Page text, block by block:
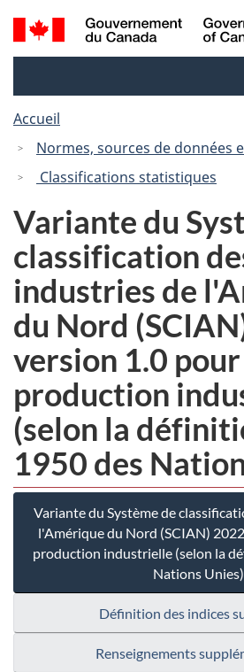
au
à
Recherche
et
Accueil
Normes, sources de données
Classifications statistiques
Variante du
classification
industries de
du Nord
version 1.0
production
(selon la
1950 des
Variante du Système de
l'Amérique du Nord (SCIAN)
production industrielle (selon la
Nations Unies)
Définition des indices
Renseignements